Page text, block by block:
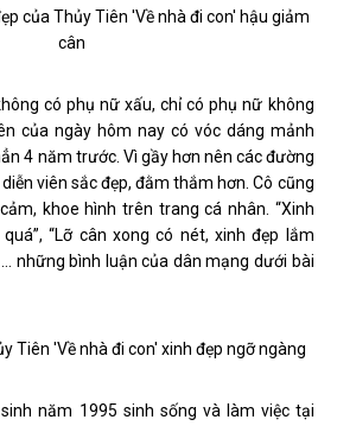
có phụ nữ xấu, chỉ có phụ nữ không
của ngày hôm nay có vóc dáng mảnh
4 năm trước. Vì gầy hơn nên các đường
viên sắc đẹp, đằm thắm hơn. Cô cũng
khoe hình trên trang cá nhân. “Xinh
“Lỡ cân xong có nét, xinh đẹp lắm
… những bình luận của dân mạng dưới bài
năm 1995 sinh sống và làm việc tại